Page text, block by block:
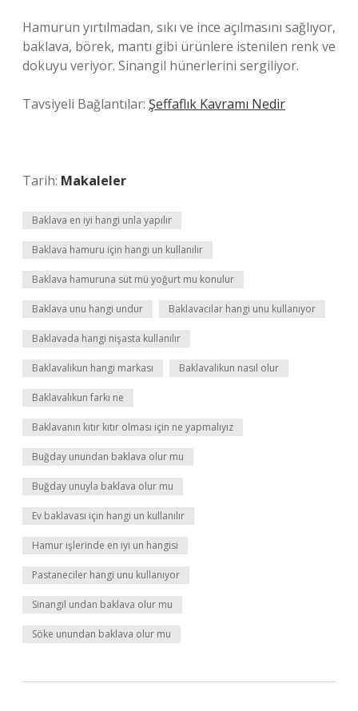
Hamurun yırtılmadan, sıkı ve ince açılmasını sağlıyor,
baklava, börek, mantı gibi ürünlere istenilen renk ve
dokuyu veriyor. Sinangil hünerlerini sergiliyor.
Tavsiyeli Bağlantılar: Şeffaflık Kavramı Nedir
Tarih: Makaleler
Baklava en iyi hangi unla yapılır
Baklava hamuru için hangi un kullanılır
Baklava hamuruna süt mü yoğurt mu konulur
Baklava unu hangi undur Baklavacılar hangi unu kullanıyor
Baklavada hangi nişasta kullanılır
Baklavalikun hangi markası Baklavalikun nasıl olur
Baklavalıkun farkı ne
Baklavanın kıtır kıtır olması için ne yapmalıyız
Buğday unundan baklava olur mu
Buğday unuyla baklava olur mu
Ev baklavası için hangi un kullanılır
Hamur işlerinde en iyi un hangisi
Pastaneciler hangi unu kullanıyor
Sinangil undan baklava olur mu
Söke unundan baklava olur mu